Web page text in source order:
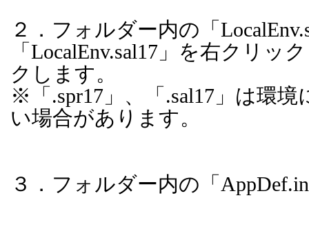
２．フォルダー内の「
「 LocalEnv.sal17 」を右クリッ
クします。
※「 .spr17 」、「 .sal17 」は環
い場合があります。
３．フォルダー内の「